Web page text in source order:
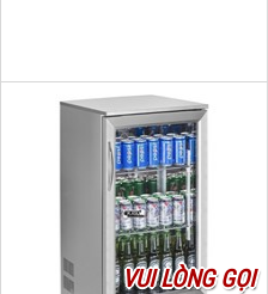
VUI LÒNG GỌI